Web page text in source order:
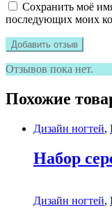
Сохранить моё
последующих моих
Отзывов пока нет.
Похожие
Дизайн ногтей,
Набор
Дизайн ногтей,